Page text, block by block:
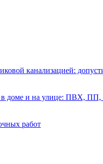
канализацией:
в доме и на улице: ПВХ,
работ